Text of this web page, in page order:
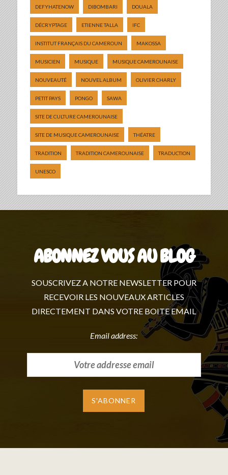
DEFYHATENOW DIBOMBARI DOUALA
DÉCRYPTAGE ETIENNE TALLA IFC
INSTITUT FRANÇAIS DU CAMEROUN MAKOSSA
MUSICIEN MUSIQUE MUSIQUE CAMEROUNAISE
NOUVEAUTÉ NOUVEL ALBUM OLIVIER CHARLY
PETIT PAYS PONGO SAWA
SITE DE CULTURE CAMEROUNAISE
SITE DE MUSIQUE CAMEROUNAISE THÉATRE
TRADITION TRADITION CAMEROUNAISE TRADUCTION
UNESCO
ABONNEZ VOUS AU BLOG
SOUSCRIVEZ A NOTRE NEWSLETTER POUR
RECEVOIR LES NOUVEAUX ARTICLES
DIRECTEMENT DANS VOTRE BOITE EMAIL
Email address: